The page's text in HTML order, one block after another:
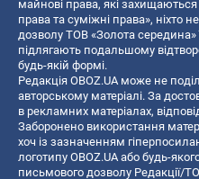
майнові права, які
права та суміжні права», ніхто
дозволу ТОВ «Золота середина»
підлягають подальшому
будь-якій формі.
Редакція OBOZ.UA може не
авторському матеріалі. За
в рекламних матеріалах,
Заборонено використання
хоч із зазначенням
логотипу OBOZ.UA або будь-
письмового дозволу Редакції/